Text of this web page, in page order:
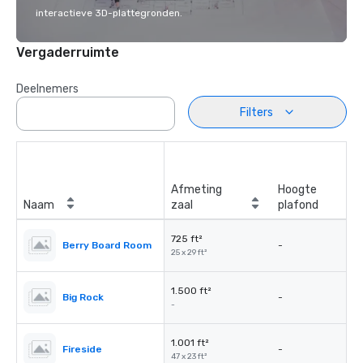
interactieve 3D-plattegronden.
Vergaderruimte
Deelnemers
Filters
Naam
Afmeting
zaal
Hoogte
plafond
Berry Board Room
725 ft²
25 x 29 ft²
-
Big Rock
1.500 ft²
-
-
Fireside
1.001 ft²
47 x 23 ft²
-